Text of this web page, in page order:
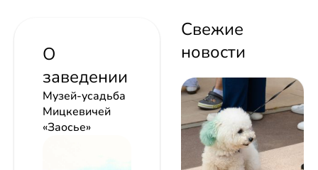
О
заведении
Музей-усадьба
Мицкевичей
«Заосье»
Свежие
новости